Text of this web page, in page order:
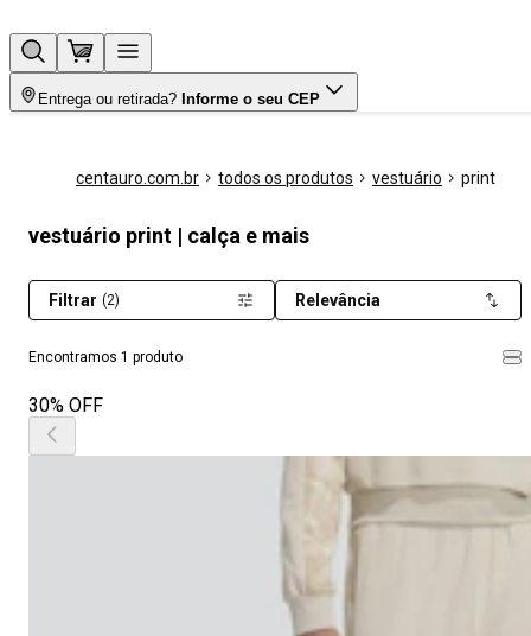
Entrega ou retirada? Informe o seu CEP
centauro.com.br todos os produtos vestuário print
vestuário print | calça e mais
Encontramos 1 produto
Filtrar (2) Relevância
30% OFF